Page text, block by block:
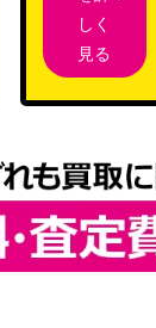
ン/Karn, Scion of
Tower ボー
日》
しく
見る